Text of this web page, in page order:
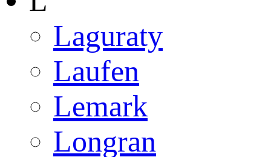
Laguraty
Laufen
Lemark
Longran